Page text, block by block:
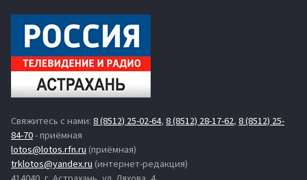
Свяжитесь с нами: 8 (8512) 25-02-64, 8 (8512) 28-17-62, 8 (8512) 25-
84-70- приёмная
lotos@lotos.rfn.ru (приёмная)
trklotos@yandex.ru (интернет-редакция)